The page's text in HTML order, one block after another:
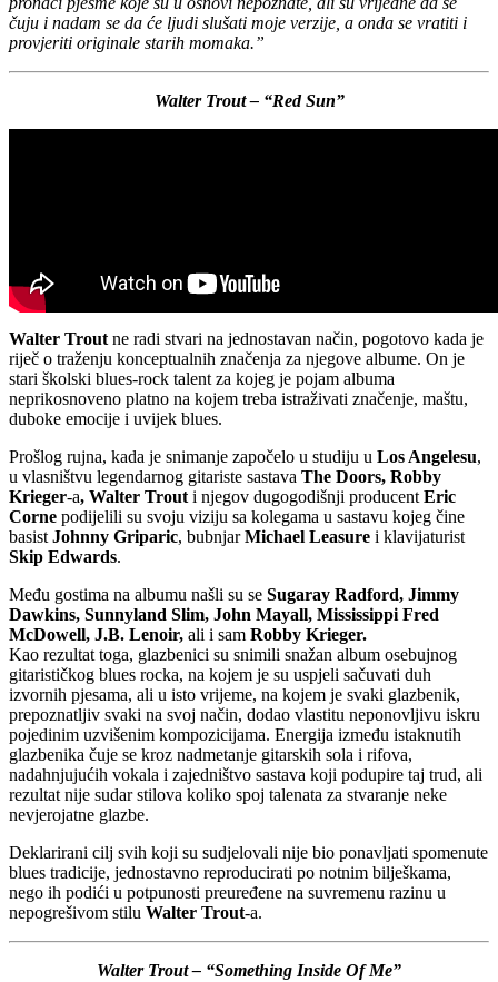
čuju i nadam se da će ljudi slušati moje verzije, a onda se vratiti i
provjeriti originale starih momaka.”
Walter Trout – “Red Sun”
Walter Trout ne radi stvari na jednostavan način, pogotovo kada je
riječ o traženju konceptualnih značenja za njegove albume. On je
stari školski blues-rock talent za kojeg je pojam albuma
neprikosnoveno platno na kojem treba istraživati značenje, maštu,
duboke emocije i uvijek blues.
Prošlog rujna, kada je snimanje započelo u studiju u Los Angelesu,
u vlasništvu legendarnog gitariste sastava The Doors, Robby
Krieger-a, Walter Trout i njegov dugogodišnji producent Eric
Corne podijelili su svoju viziju sa kolegama u sastavu kojeg čine
basist Johnny Griparic, bubnjarMichael Leasure i klavijaturist
Skip Edwards.
Među gostima na albumu našli su se Sugaray Radford, Jimmy
Dawkins, Sunnyland Slim, John Mayall, Mississippi Fred
McDowell, J.B. Lenoir, ali i sam Robby Krieger.
Kao rezultat toga, glazbenici su snimili snažan album osebujnog
gitarističkog blues rocka, na kojem je su uspjeli sačuvati duh
izvornih pjesama, ali u isto vrijeme, na kojem je svaki glazbenik,
prepoznatljiv svaki na svoj način, dodao vlastitu neponovljivu iskru
pojedinim uzvišenim kompozicijama. Energija između istaknutih
glazbenika čuje se kroz nadmetanje gitarskih sola i rifova,
nadahnjujućih vokala i zajedništvo sastava koji podupire taj trud, ali
rezultat nije sudar stilova koliko spoj talenata za stvaranje neke
nevjerojatne glazbe.
Deklarirani cilj svih koji su sudjelovali nije bio ponavljati spomenute
blues tradicije, jednostavno reproducirati po notnim bilješkama,
nego ih podići u potpunosti preuređene na suvremenu razinu u
nepogrešivom stilu Walter Trout-a.
Walter Trout – “Something Inside Of Me”